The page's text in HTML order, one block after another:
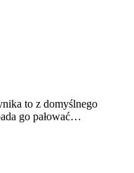
to z domyślnego
go pałować…